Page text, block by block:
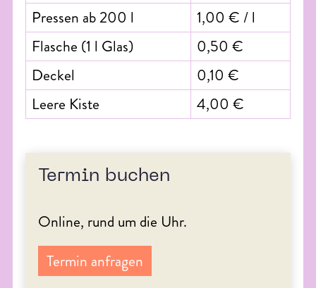
Pressen ab 200 l
1,00 € / l
Flasche (1 l Glas)
0,50 €
Deckel
0,10 €
Leere Kiste
4,00 €
Termin buchen
Online, rund um die Uhr.
Termin anfragen